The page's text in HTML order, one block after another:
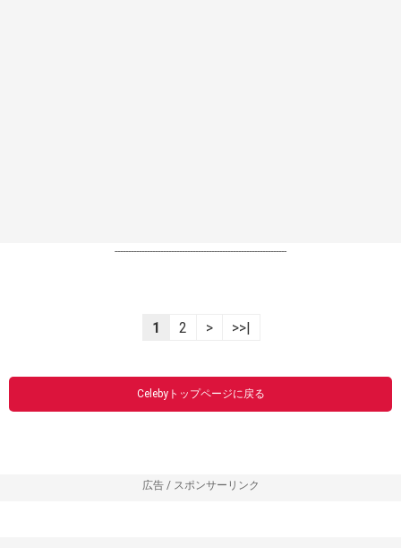
----------------------------------------------------------------
1 2 > >>|
Celebyトップページに戻る
広告 / スポンサーリンク